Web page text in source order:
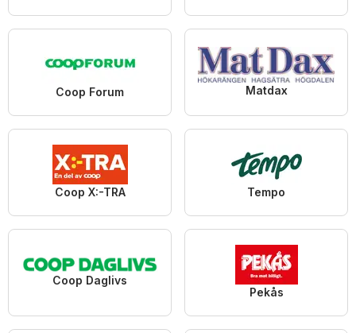
Coop Forum Matdax
Coop X:-TRA Tempo
Coop Daglivs
Pekås